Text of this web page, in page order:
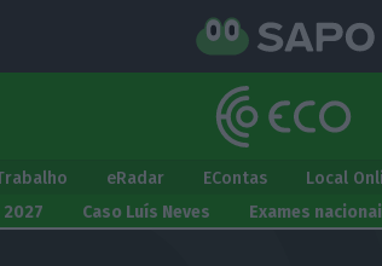
eRadar EContas Local
Caso Luís Neves Exames